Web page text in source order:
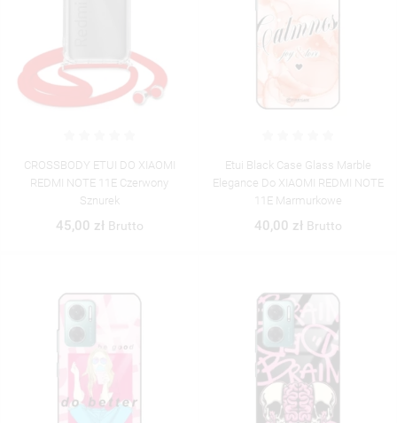
CROSSBODY ETUI DO XIAOMI
REDMI NOTE 11E Czerwony
Sznurek
45,00 zł Brutto
Etui Black Case Glass Marble
Elegance Do XIAOMI REDMI NOTE
11E Marmurkowe
40,00 zł Brutto